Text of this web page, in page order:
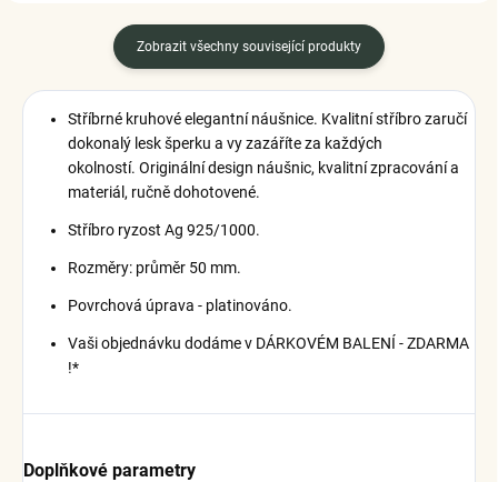
Zobrazit všechny související produkty
Stříbrné kruhové elegantní náušnice. Kvalitní stříbro zaručí
dokonalý lesk šperku a vy zazáříte za každých
okolností. Originální design náušnic, kvalitní zpracování a
materiál, ručně dohotovené.
Stříbro ryzost Ag 925/1000.
Rozměry: průměr 50 mm.
Povrchová úprava - platinováno.
Vaši objednávku dodáme v DÁRKOVÉM BALENÍ - ZDARMA
!*
Doplňkové parametry